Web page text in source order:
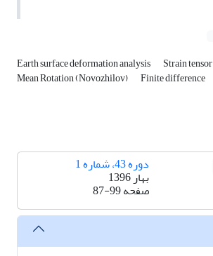
Earth surface deformation analysis Strain tensor
Mean Rotation (Novozhilov) Finite difference
دوره 43، شماره 1
بهار 1396
صفحه87-99